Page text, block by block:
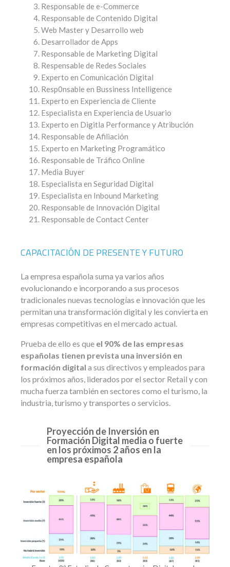
Responsable de e-Commerce
Responsable de Contenido Digital
Web Master y Desarrollo web
Desarrollador de Apps
Responsable de Marketing Digital
Respensable de Redes Sociales
Experto en Comunicación Digital
Resp0nsable en Bussiness Intelligence
Experto en Experiencia de Cliente
Especialista en Experiencia de Usuario
Experto en Digitla Performance y Atribución
Responsable de Afiliación
Experto en Marketing Programático
Responsable de Tráfico Online
Media Buyer
Especialista en Seguridad Digital
Especialista en Inbound Marketing
Responsable de Innovación Digital
Responsable de Contact Center
CAPACITACIÓN DE PRESENTE Y FUTURO
La empresa española suma ya varios años
evolucionando e incorporando a sus procesos
tradicionales nuevas tecnologías e innovación que les
permitan una transformación digital y les convierta en
empresas competitivas en el mercado actual.
Prueba de ello es que el 90% de las empresas
españolas tienen prevista una inversión en
formación digital a sus directivos y empleados para
los próximos años, liderados por el sector Retail y con
mucha fuerza también en sectores como el turismo, la
industria, turismo y transportes o servicios.
Proyección de Inversión en
Formación Digital media o fuerte
en los próximos 2 años en la
empresa española